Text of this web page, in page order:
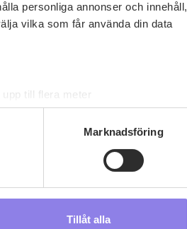
personliga annonser och innehåll,
vilka som får använda din data
till flera meter
i
detaljsektionen. Du kan ändra
Marknadsföring
Tillåt alla